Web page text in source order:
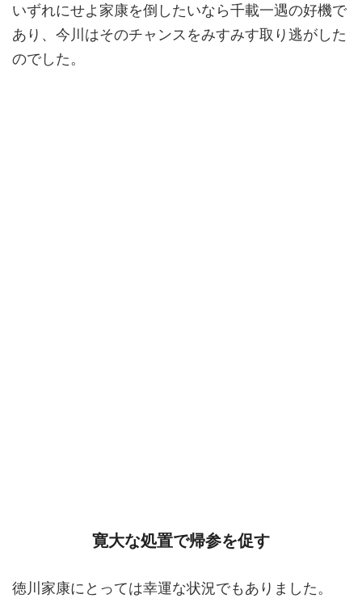
いずれにせよ家康を倒したいなら千載一遇の好機で
あり、今川はそのチャンスをみすみす取り逃がした
のでした。
寛大な処置で帰参を促す
徳川家康にとっては幸運な状況でもありました。